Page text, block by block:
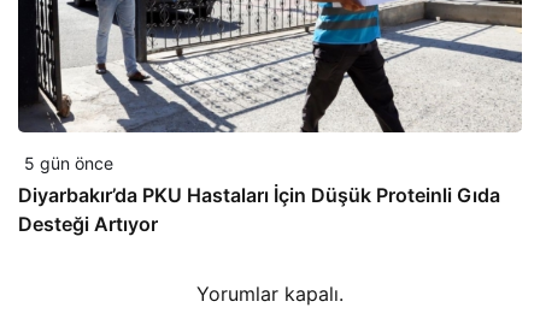
5 gün önce
Diyarbakır’da PKU Hastaları İçin Düşük Proteinli Gıda
Desteği Artıyor
Yorumlar kapalı.